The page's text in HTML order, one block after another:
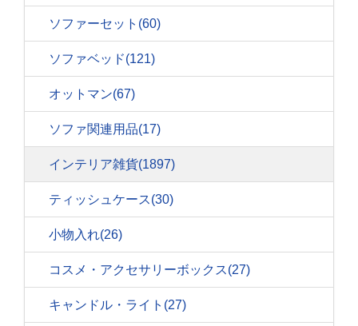
ソファーセット (60)
ソファベッド(121)
オットマン(67)
ソファ関連用品(17)
インテリア雑貨(1897)
ティッシュケース(30)
小物入れ(26)
コスメ・アクセサリーボックス(27)
キャンドル・ライト (27)